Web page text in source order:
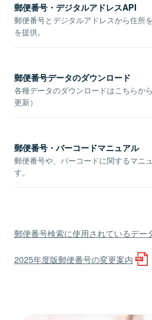
郵便番号・デジタルアドレスAPI
郵便番号とデジタルアドレスから住所
を提供。
郵便番号データのダウンロード
各種データのダウンロードはこちらか
更新）
郵便番号・バーコードマニュアル
郵便番号や、バーコードに関するマニ
す。
郵便番号検索に使用されているデー
2025年度版郵便番号の変更案内